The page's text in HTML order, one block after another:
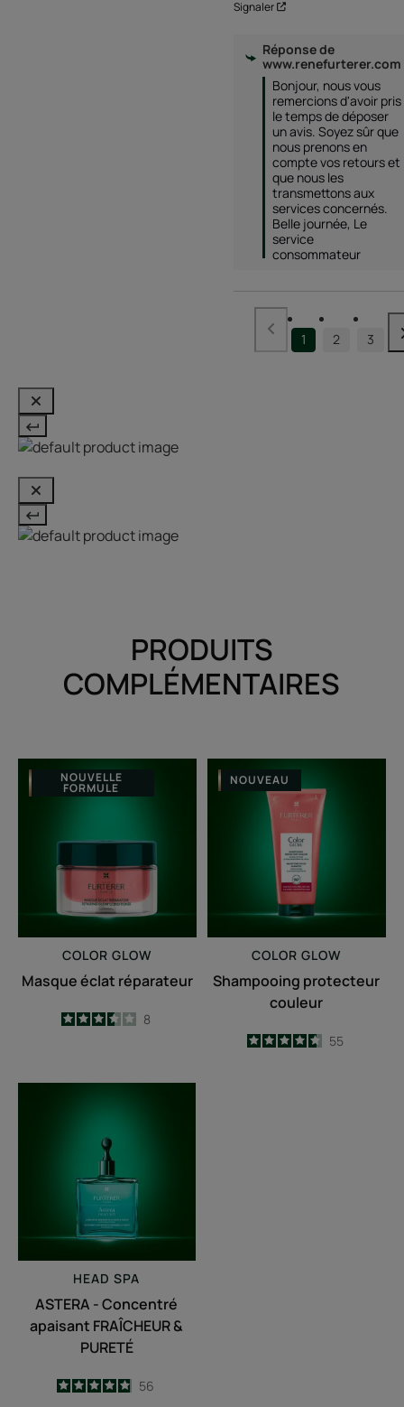
Signaler
Réponse de
www.renefurterer.com
Bonjour, nous vous
remercions d'avoir pris
le temps de déposer
un avis. Soyez sûr que
nous prenons en
compte vos retours et
que nous les
transmettons aux
services concernés.
Belle journée, Le
service
consommateur
1 2 3
PRODUITS
COMPLÉMENTAIRES
Masque
éclat
NOUVELLE
FORMULE
COLOR GLOW
Masque éclat réparateur
3.5
/5
8
Shampooing
protecteur
couleur
NOUVEAU
COLOR GLOW
Shampooing protecteur
couleur
4.6
/5
55
Concentré
apaisant
FRAÎCHEUR
&
PURETÉ
HEAD SPA
ASTERA - Concentré
apaisant FRAÎCHEUR &
PURETÉ
4.9
/5
56